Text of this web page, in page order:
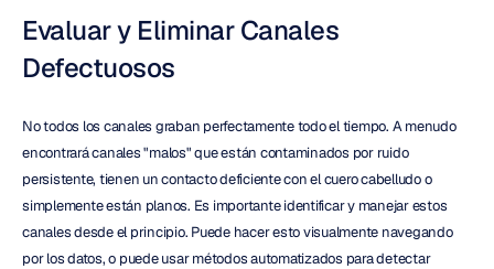
Evaluar y Eliminar Canales
Defectuosos
No todos los canales graban perfectamente todo el tiempo. A menudo
encontrará canales "malos" que están contaminados por ruido
persistente, tienen un contacto deficiente con el cuero cabelludo o
simplemente están planos. Es importante identificar y manejar estos
canales desde el principio. Puede hacer esto visualmente navegando
por los datos, o puede usar métodos automatizados para detectar